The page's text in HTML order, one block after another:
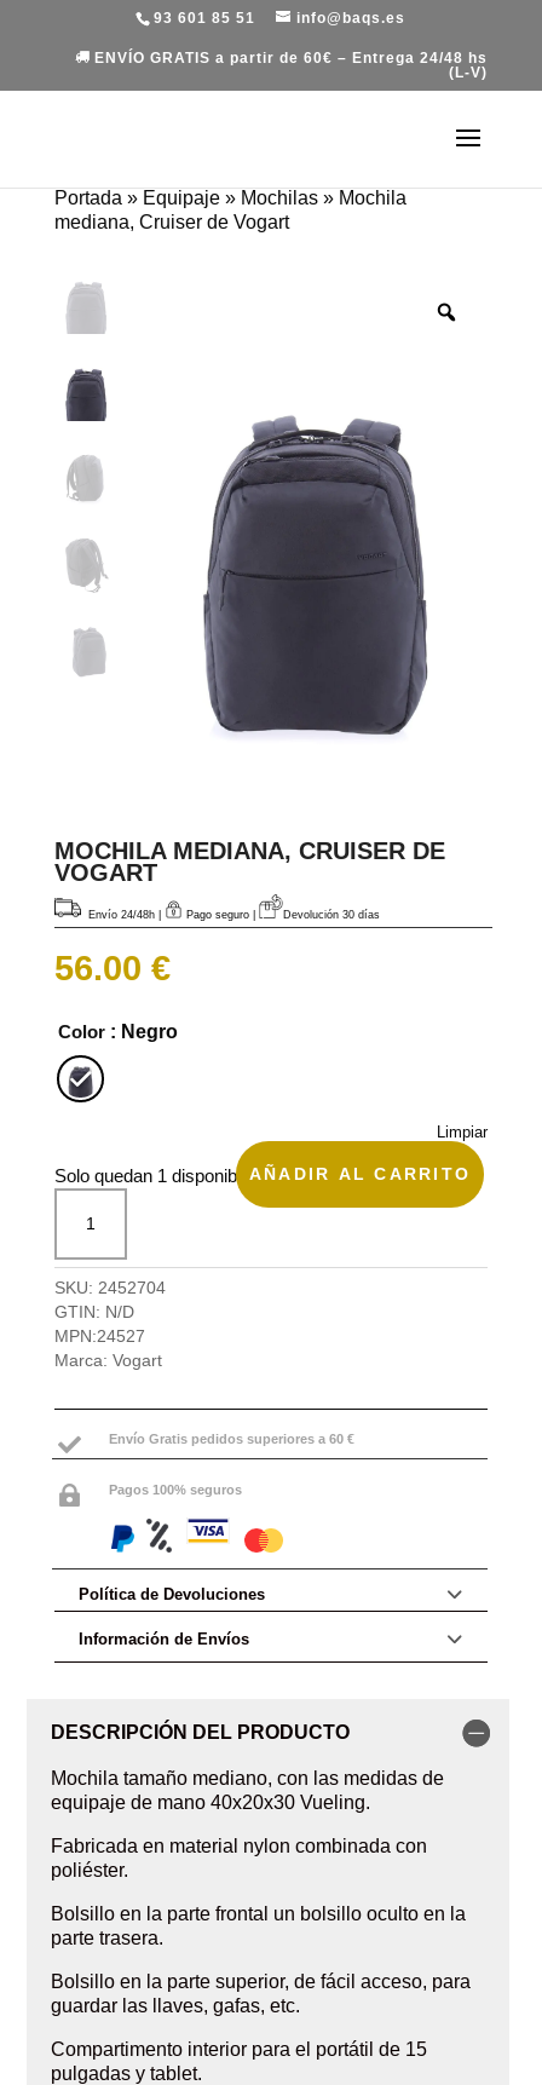
93 601 85 51 info@baqs.es
ENVÍO GRATIS a partir de 60€ – Entrega 24/48 hs
(L-V)
Portada » Equipaje» Mochilas» Mochila
mediana, Cruiser de Vogart
MOCHILA MEDIANA, CRUISER DE
VOGART
Envío 24/48h| Pago seguro | Devolución 30 días
56.00 €
Color : Negro
Limpiar
Solo quedan 1 disponibles
mediana,
de
Vogart
cantidad
AÑADIR AL CARRITO
SKU: 2452704
GTIN: N/D
MPN:24527
Marca: Vogart
 Envío Gratis pedidos superiores a 60 €
 Pagos 100% seguros
Política de Devoluciones
Información de Envíos
DESCRIPCIÓN DEL PRODUCTO
Mochila tamaño mediano, con las medidas de
equipaje de mano 40x20x30 Vueling.
Fabricada en material nylon combinada con
poliéster.
Bolsillo en la parte frontal un bolsillo oculto en la
parte trasera.
Bolsillo en la parte superior, de fácil acceso, para
guardar las llaves, gafas, etc.
Compartimento interior para el portátil de 15
pulgadas y tablet.